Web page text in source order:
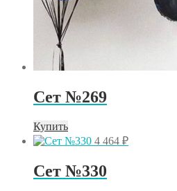
Сет №269
Купить
4 464 ₽
Сет №330